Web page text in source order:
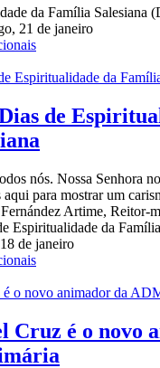
da Família Salesiana
21 de janeiro
de
nós. Nossa Senhora
aqui para mostrar um
Artime, Reitor-
Espiritualidade da
de janeiro
Cruz é o novo